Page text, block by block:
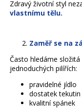
Zdravý životní styl
vlastnímu tělu.
Zaměř se na
Často hledáme
jednoduchých pilířích:
pravidelné jídlo
dostatek tekutin
kvalitní spánek
u
j